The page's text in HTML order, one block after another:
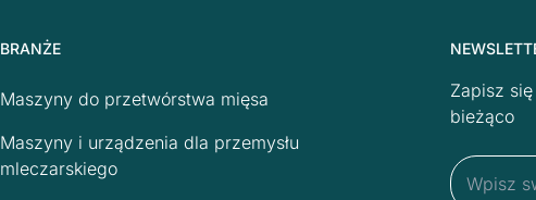
BRANŻE
Maszyny do przetwórstwa mięsa
Maszyny i urządzenia dla przemysłu
mleczarskiego
Zapisz
bieżąco